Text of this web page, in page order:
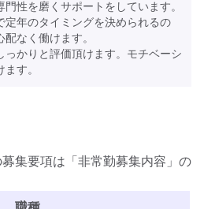
性を磨くサポートをしています。
定年のタイミングを決められるの
なく働けます。
っかりと評価頂けます。モチベーシ
す。
集要項は「非常勤募集内容」の